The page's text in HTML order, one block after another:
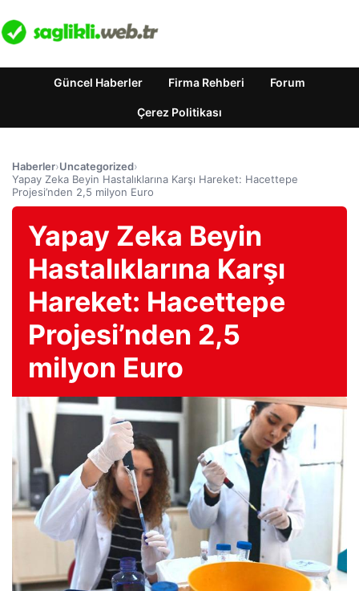
Güncel Haberler Firma Rehberi Forum
Çerez Politikası
Haberler›Uncategorized›
Yapay Zeka Beyin Hastalıklarına Karşı Hareket: Hacettepe
Projesi’nden 2,5 milyon Euro
Yapay Zeka Beyin
Hastalıklarına Karşı
Hareket: Hacettepe
Projesi’nden 2,5
milyon Euro